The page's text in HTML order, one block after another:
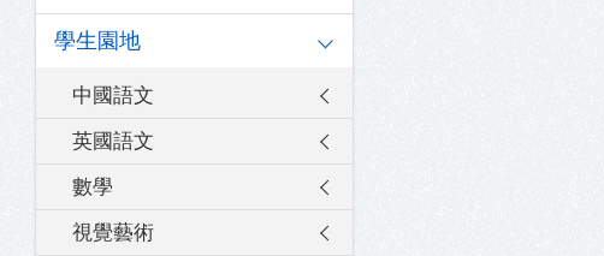
學生園地
中國語文
英國語文
數學
視覺藝術